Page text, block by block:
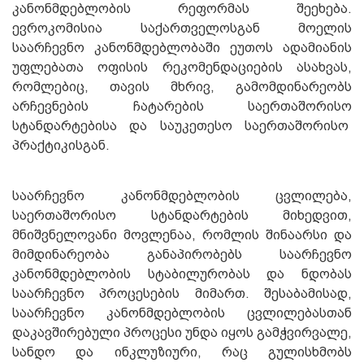
კანონმდებლობის რეფორმას შეეხება.
ევროკომისია საქართველოსგან მოელის
საარჩევნო კანონმდებლობაში ეუთოს ადამიანის
უფლებათა ოფისის რეკომენდაციების ასახვას,
რომლებიც, თავის მხრივ, გამომდინარეობს
არჩევნების ჩატარების საერთაშორისო
სტანდარტებისა და საუკეთესო საერთაშორისო
პრაქტიკისგან.
საარჩევნო კანონმდებლობის ცვლილება,
საერთაშორისო სტანდარტების მიხედვით,
მნიშვნელოვანი მოვლენაა, რომლის შინაარსი და
მიმდინარეობა განაპირობებს საარჩევნო
კანონმდებლობის სტაბილურობას და ნდობას
საარჩევნო პროცესების მიმართ. შესაბამისად,
საარჩევნო კანონმდებლობის ცვლილებასთან
დაკავშირებული პროცესი უნდა იყოს გამჭვირვალე,
სანდო და ინკლუზიური, რაც გულისხმობს